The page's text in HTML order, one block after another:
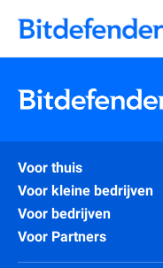
Voor thuis
Voor kleine bedrijven
Voor bedrijven
Voor Partners